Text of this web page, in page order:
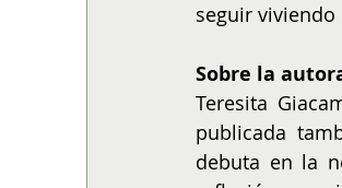
seguir
Sobre la
Teresita
publicada
debuta en la